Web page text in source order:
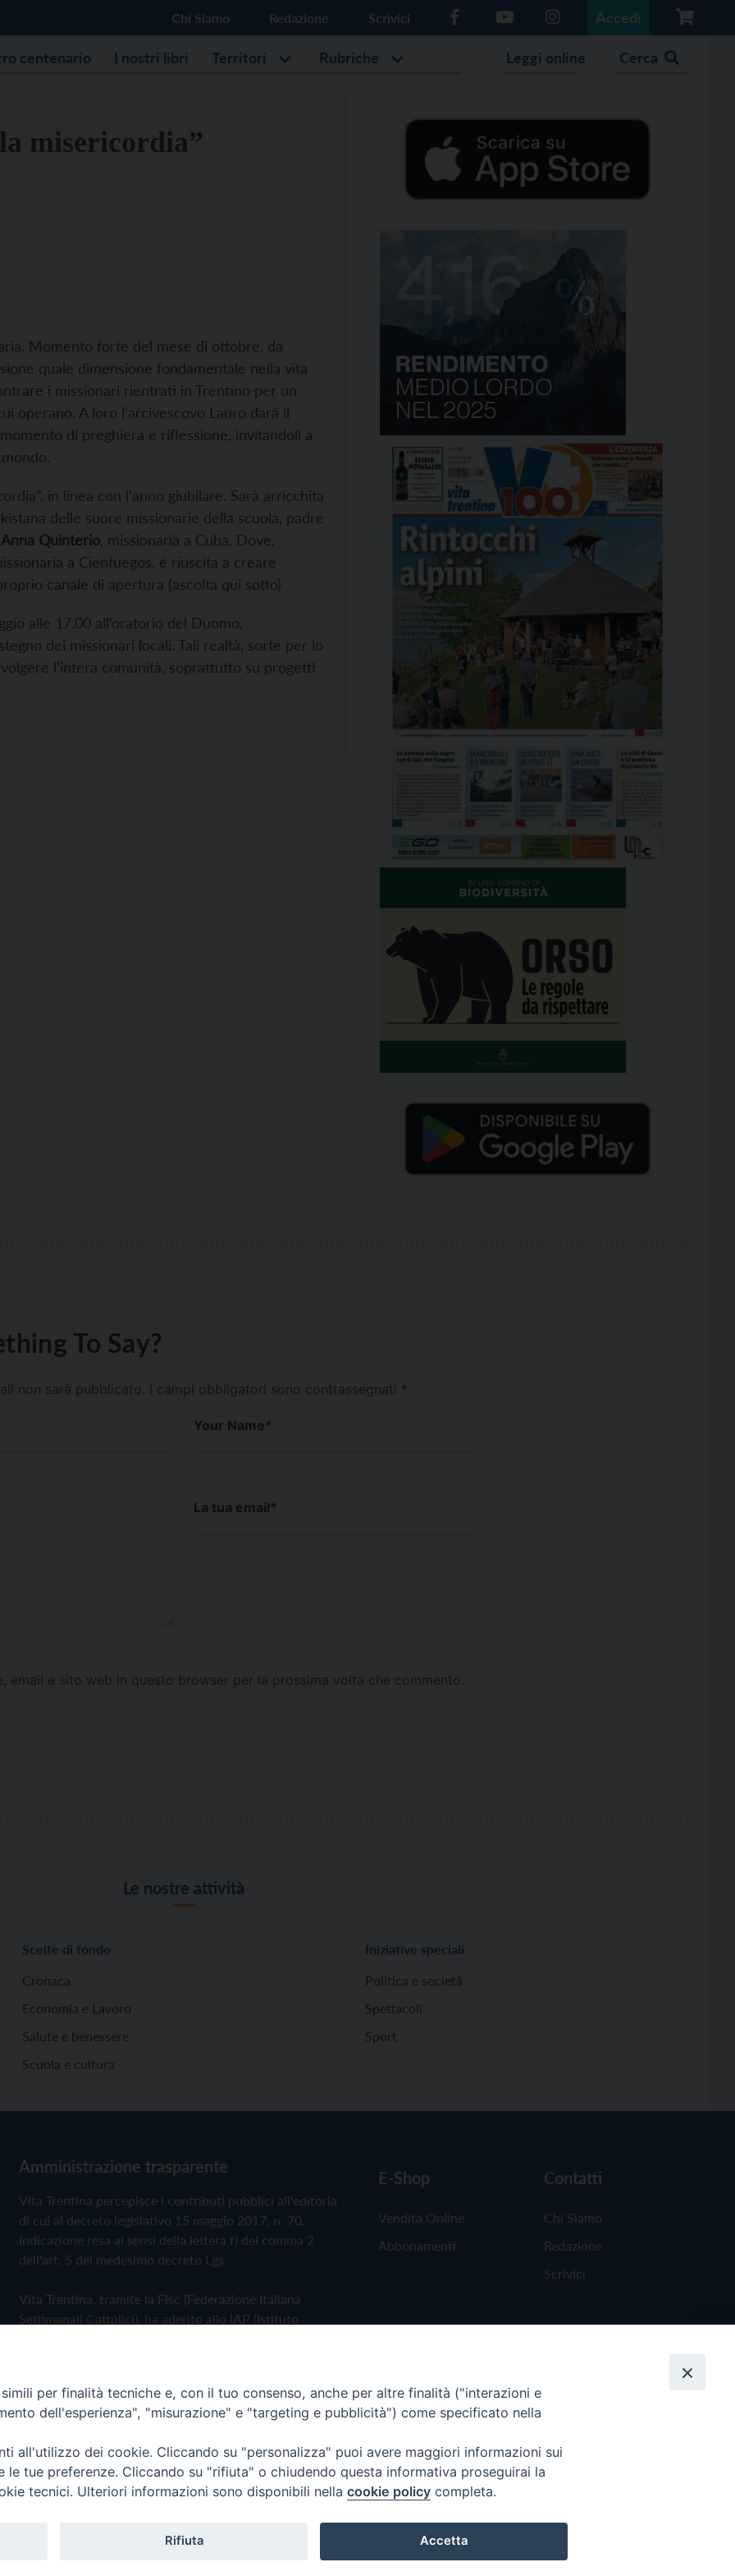
Chi Siamo Redazione Scrivici Accedi
centenario I nostri libri Territori Rubriche Leggi online Cerca
misericordia”
Momento forte del mese di ottobre, da
quale dimensione fondamentale nella vita
i missionari rientrati in Trentino per un
operano. A loro l’arcivescovo Lauro darà il
di preghiera e riflessione, invitandoli a
in linea con l’anno giubilare. Sarà arricchita
delle suore missionarie della scuola, padre
Anna Quinterio , missionaria a Cuba. Dove,
a Cienfuegos, è riuscita a creare
canale di apertura (ascolta qui sotto)
alle 17.00 all’oratorio del Duomo,
dei missionari locali. Tali realtà, sorte per lo
l’intera comunità, soprattutto su progetti
To Say?
non sarà pubblicato. I campi obbligatori sono contrassegnati *
Your Name*
La tua email*
email e sito web in questo browser per la prossima volta che commento.
Le nostre attività
Scelte di fondo
Cronaca
Economia e Lavoro
Salute e benessere
Scuola e cultura
Iniziative speciali
Politica e società
Spettacoli
Sport
Amministrazione trasparente
Vita Trentina percepisce i contributi pubblici all'editoria
di cui al decreto legislativo 15 maggio 2017, n. 70.
Indicazione resa ai sensi della lettera f) del comma 2
dell'art. 5 del medesimo decreto Lgs.
Vita Trentina, tramite la Fisc (Federazione Italiana
Settimanali Cattolici), ha aderito allo IAP (Istituto
Privacy Policy Cookie Policy
E-Shop
Vendita Online
Abbonamenti
Contatti
Chi Siamo
Redazione
Scrivici
Editrice
per finalità tecniche e, con il tuo consenso, anche per altre finalità ("interazioni e
dell'esperienza", "misurazione" e "targeting e pubblicità") come specificato nella
all'utilizzo dei cookie. Cliccando su "personalizza" puoi avere maggiori informazioni sui
le tue preferenze. Cliccando su "rifiuta" o chiudendo questa informativa proseguirai la
tecnici. Ulteriori informazioni sono disponibili nella cookie policy completa.
Rifiuta Accetta